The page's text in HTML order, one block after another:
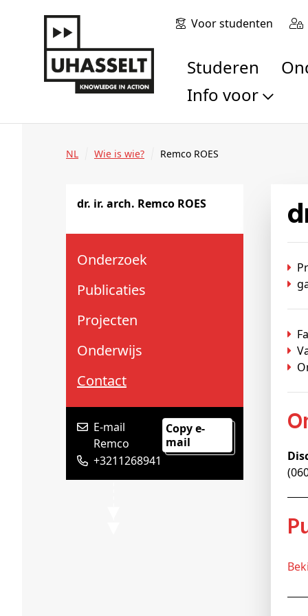
Voor studenten
Studeren
Info voor
Toekomstige
Studenten
Bedrijven en
Scholen en
NL Wie is wie? Remco ROES
dr. ir. arch. Remco ROES
Onderzoek
Publicaties
Projecten
Onderwijs
Contact
E-mail
Remco
Copy e-
mail
+3211268941